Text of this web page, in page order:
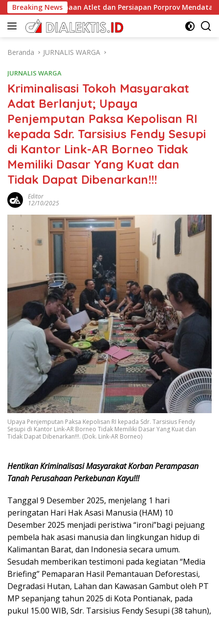
Langsung
ke
konten
Breaking News
Atlet dan Persiapan Porprov Mendatang
Beranda JURNALIS WARGA
JURNALIS WARGA
Kriminalisasi Tokoh Masyarakat
Adat Berlanjut; Upaya
Penjemputan Paksa Kepolisan RI
kepada Sdr. Tarsisius Fendy Sesupi
di Kantor Link-AR Borneo Tidak
Memiliki Dasar Yang Kuat dan
Tidak Dapat Dibenarkan!!!
Editor
12/10/2025
Upaya Penjemputan Paksa Kepolisan RI kepada Sdr. Tarsisius Fendy
Sesupi di Kantor Link-AR Borneo Tidak Memiliki Dasar Yang Kuat dan
Tidak Dapat Dibenarkan!!!. (Dok. Link-AR Borneo)
Hentikan Kriminalisasi Masyarakat Korban Perampasan
Tanah Perusahaan Perkebunan Kayu!!!
Tanggal 9 Desember 2025, menjelang 1 hari
peringatan Hari Hak Asasi Manusia (HAM) 10
Desember 2025 menjadi peristiwa “ironi”bagi pejuang
pembela hak asasi manusia dan lingkungan hidup di
Kalimantan Barat, dan Indonesia secara umum.
Sesudah memberikan testimoni pada kegiatan “Media
Briefing” Pemaparan Hasil Pemantauan Deforestasi,
Degradasi Hutan, Lahan dan Kawasan Gambut oleh PT
MP sepanjang tahun 2025 di Kota Pontianak, pada
pukul 15.00 WIB, Sdr. Tarsisius Fendy Sesupi (38 tahun),